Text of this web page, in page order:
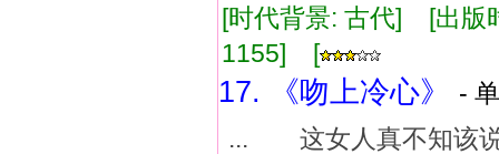
[时代背景: 古代] [出
1155] [
17. 《吻上冷心》
-
... 这女人真不知该